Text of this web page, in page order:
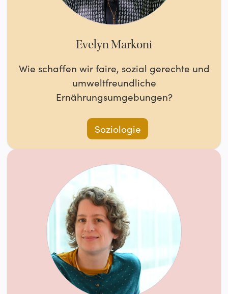
Evelyn Markoni
Wie schaffen wir faire, sozial gerechte und
umweltfreundliche
Ernährungsumgebungen?
Soziologie